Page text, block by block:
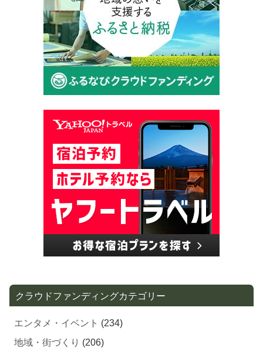
クラウドファンディングカテゴリー
エンタメ・イベント (234)
地域・街づくり (206)